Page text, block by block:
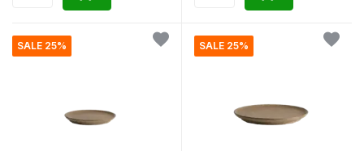
SALE 25% SALE 25%